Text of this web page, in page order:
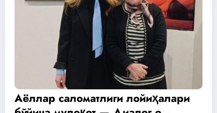
Аёллар саломатлиги лойиҳалари